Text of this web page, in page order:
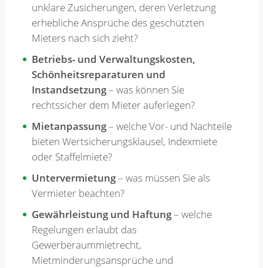
unklare Zusicherungen, deren Verletzung
erhebliche Ansprüche des geschützten
Mieters nach sich zieht?
Betriebs- und Verwaltungskosten,
Schönheitsreparaturen und
Instandsetzung– was können Sie
rechtssicher dem Mieter auferlegen?
Mietanpassung– welche Vor- und Nachteile
bieten Wertsicherungsklausel, Indexmiete
oder Staffelmiete?
Untervermietung– was müssen Sie als
Vermieter beachten?
Gewährleistung und Haftung– welche
Regelungen erlaubt das
Gewerberaummietrecht,
Mietminderungsansprüche und